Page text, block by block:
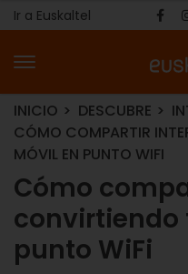
Ir a Euskaltel
INICIO DESCUBRE
CÓMO COMPARTIR
MÓVIL EN PUNTO WIFI
Cómo
convirtiendo
punto WiFi